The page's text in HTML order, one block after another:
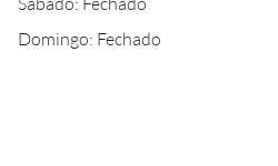
Domingo: Fechado